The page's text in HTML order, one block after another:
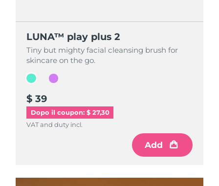
LUNA™ play plus 2
Tiny but mighty facial cleansing brush for
skincare on the go.
$ 39
Dopo il coupon: $ 27,30
VAT and duty incl.
Add
LUNA™ play plus 2
Tiny but mighty facial cleansing brush for
skincare on the go.
$ 39
VAT and duty incl.
Add